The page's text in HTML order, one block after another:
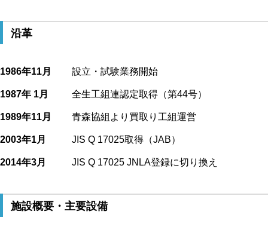
沿革
1986年11月 設立・試験業務開始
1987年 1月 全生工組連認定取得（第44号）
1989年11月 青森協組より買取り工組運営
2003年1月 JIS Q 17025取得（JAB）
2014年3月 JIS Q 17025 JNLA登録に切り換え
施設概要・主要設備